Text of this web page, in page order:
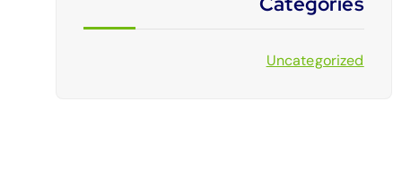
Uncategorized